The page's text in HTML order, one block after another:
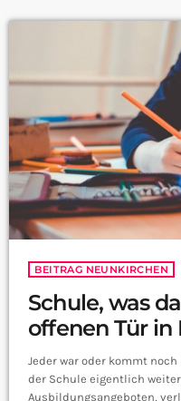
BEITRAG NEUNKIRCHEN
Schule, was
offenen Tür
Jeder war oder kommt
der Schule eigentlich
Ausbildungsangeboten,